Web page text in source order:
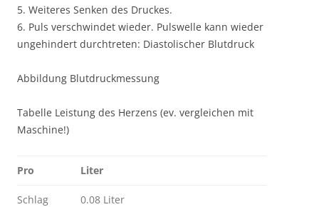
5. Weiteres Senken des Druckes.
6. Puls verschwindet wieder. Pulswelle kann wieder
ungehindert durchtreten: Diastolischer Blutdruck
Abbildung Blutdruckmessung
Tabelle Leistung des Herzens (ev. vergleichen mit
Maschine!)
Pro Liter
Schlag
0.08 Liter